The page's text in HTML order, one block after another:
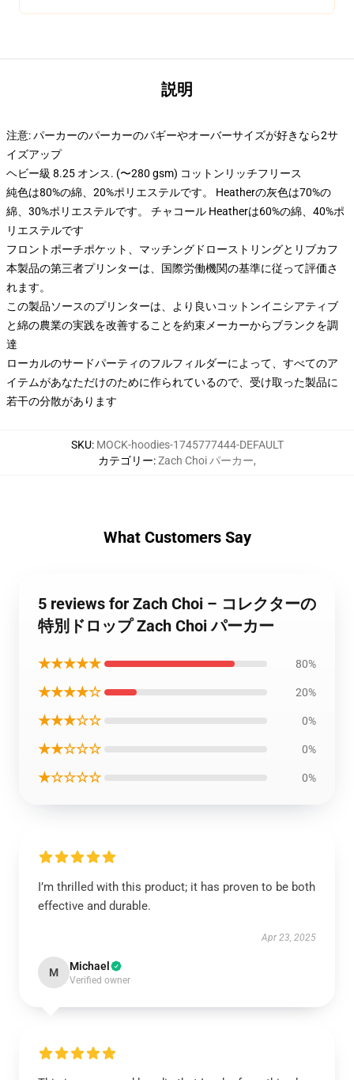
説明
注意: パーカーのパーカーのバギーやオーバーサイズが好きなら2サ
イズアップ
ヘビー級 8.25 オンス. (〜280 gsm) コットンリッチフリース
純色は80%の綿、20%ポリエステルです。 Heatherの灰色は70%の
綿、30%ポリエステルです。 チャコール Heatherは60%の綿、40%ポ
リエステルです
フロントポーチポケット、マッチングドローストリングとリブカフ
本製品の第三者プリンターは、国際労働機関の基準に従って評価さ
れます。
この製品ソースのプリンターは、より良いコットンイニシアティブ
と綿の農業の実践を改善することを約束メーカーからブランクを調
達
ローカルのサードパーティのフルフィルダーによって、すべてのア
イテムがあなただけのために作られているので、受け取った製品に
若干の分散があります
SKU: MOCK-hoodies-1745777444-DEFAULT
カテゴリー:Zach Choi パーカー,
What Customers Say
5 reviews for Zach Choi – コレクターの
特別ドロップ Zach Choi パーカー
★★★★★ 80%
★★★★☆ 20%
★★★☆☆ 0%
★★☆☆☆ 0%
★☆☆☆☆ 0%
I’m thrilled with this product; it has proven to be both
effective and durable.
Apr 23, 2025
M Michael
Verified owner